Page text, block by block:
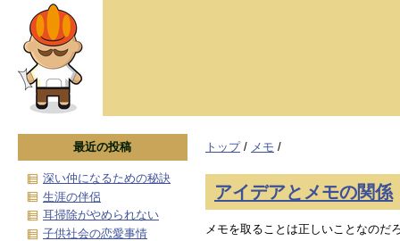
トップ/ メモ /
アイデアとメモの関係
メモを取ることは正しいことなのだ
最近の投稿
深い仲になるための秘訣
生涯の伴侶
耳掃除がやめられない
子供社会の恋愛事情